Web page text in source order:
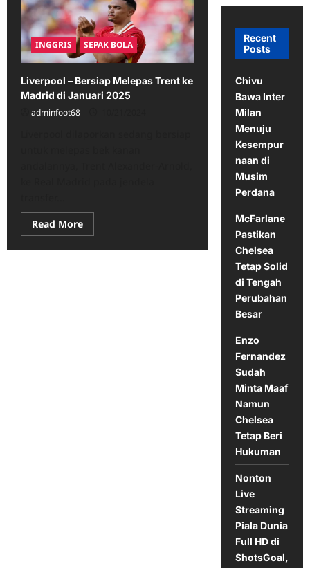
INGGRIS SEPAK BOLA
Liverpool – Bersiap Melepas Trent ke
Madrid di Januari 2025
adminfoot68
Read MoreRead
more
Liverpool
Recent
Posts
Chivu
Bawa Inter
Milan
Menuju
Kesempur
naan di
Musim
Perdana
McFarlane
Pastikan
Chelsea
Tetap Solid
di Tengah
Perubahan
Besar
Enzo
Fernandez
Sudah
Minta Maaf
Namun
Chelsea
Tetap Beri
Hukuman
Nonton
Live
Streaming
Piala Dunia
Full HD di
ShotsGoal,